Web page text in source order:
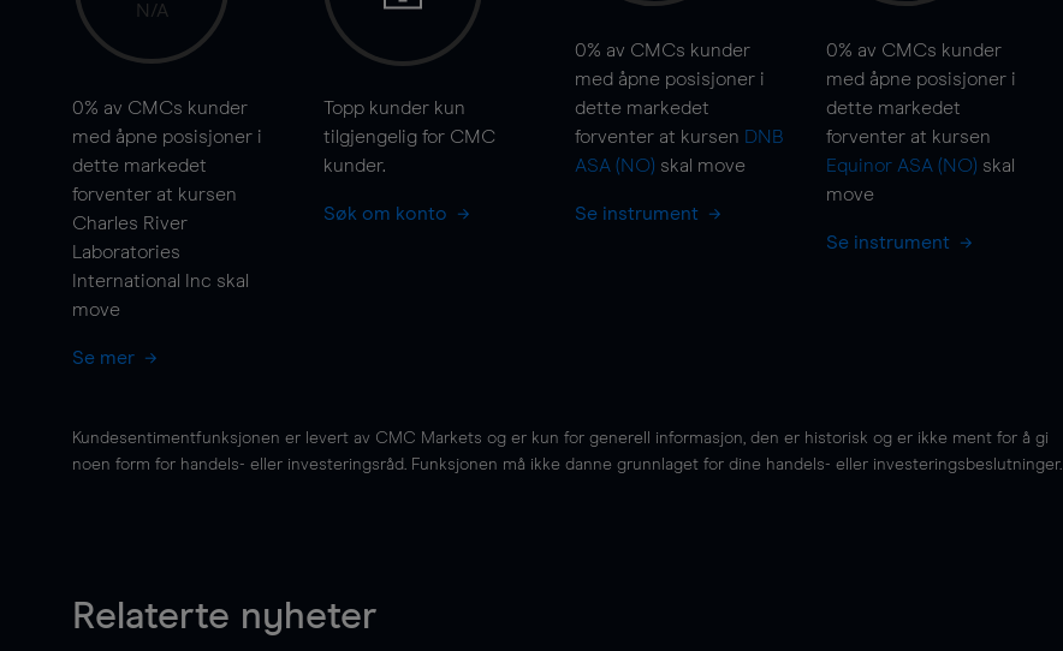
N/A
0% av CMCs kunder
med åpne posisjoner i
dette markedet
forventer at kursen
Charles River
Laboratories
International Inc skal
move
Se mer
Topp kunder kun
tilgjengelig for CMC
kunder.
Søk om konto
0% av CMCs kunder
med åpne posisjoner i
dette markedet
forventer at kursen DNB
ASA (NO) skal move
Se instrument
0% av CMCs kunder
med åpne posisjoner i
dette markedet
forventer at kursen
Equinor ASA (NO) skal
move
Se instrument
Kundesentimentfunksjonen er levert av CMC Markets og er kun for generell informasjon, den er historisk og er ikke ment for å gi
noen form for handels- eller investeringsråd. Funksjonen må ikke danne grunnlaget for dine handels- eller investeringsbeslutninger.
Relaterte nyheter